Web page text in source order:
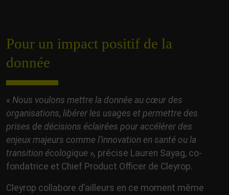
Pour un impact positif de la
donnée
« Nous voulons mettre la donnée au cœur des
organisations, libérer les usages et permettre des
prises de décisions éclairées pour accélérer des
enjeux majeurs comme l’innovation en santé ou la
transition écologique », précise Lauren Sayag, co-
fondatrice et Chief Product Officer de Cleyrop.
Cleyrop collabore d’ailleurs en ce moment même